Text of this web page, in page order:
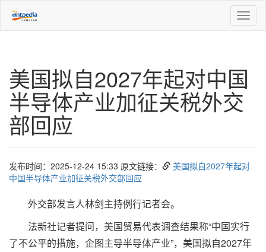
美国拟自2027年起对中国
半导体产业加征关税外交
部回应
发布时间：2025-12-24 15:33 原文链接：
美国拟自2027年起对
中国半导体产业加征关税外交部回应
外交部发言人林剑主持例行记者会。
法新社记者提问，美国贸易代表调查结果称“中国实行
了不公平的措施，企图主导半导体产业”，美国拟自2027年